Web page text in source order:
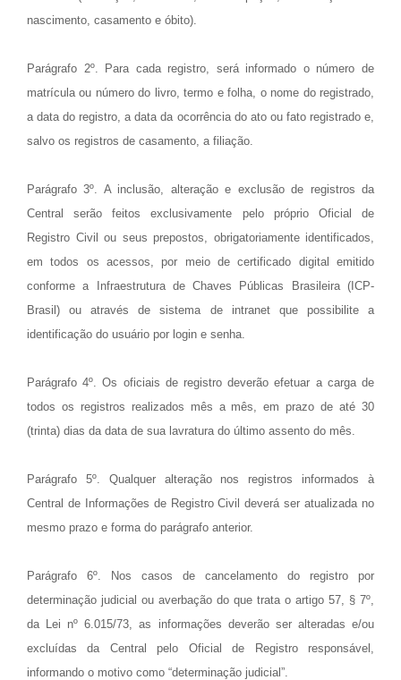
nascimento, casamento e óbito).
Parágrafo 2º. Para cada registro, será informado o número de
matrícula ou número do livro, termo e folha, o nome do registrado,
a data do registro, a data da ocorrência do ato ou fato registrado e,
salvo os registros de casamento, a filiação.
Parágrafo 3º. A inclusão, alteração e exclusão de registros da
Central serão feitos exclusivamente pelo próprio Oficial de
Registro Civil ou seus prepostos, obrigatoriamente identificados,
em todos os acessos, por meio de certificado digital emitido
conforme a Infraestrutura de Chaves Públicas Brasileira (ICP-
Brasil) ou através de sistema de intranet que possibilite a
identificação do usuário por login e senha.
Parágrafo 4º. Os oficiais de registro deverão efetuar a carga de
todos os registros realizados mês a mês, em prazo de até 30
(trinta) dias da data de sua lavratura do último assento do mês.
Parágrafo 5º. Qualquer alteração nos registros informados à
Central de Informações de Registro Civil deverá ser atualizada no
mesmo prazo e forma do parágrafo anterior.
Parágrafo 6º. Nos casos de cancelamento do registro por
determinação judicial ou averbação do que trata o artigo 57, § 7º,
da Lei nº 6.015/73, as informações deverão ser alteradas e/ou
excluídas da Central pelo Oficial de Registro responsável,
informando o motivo como “determinação judicial”.